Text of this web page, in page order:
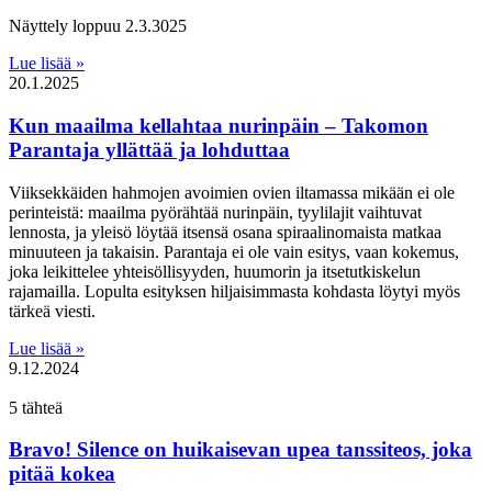
Näyttely loppuu 2.3.3025
Lue lisää »
20.1.2025
Kun maailma kellahtaa nurinpäin – Takomon
Parantaja yllättää ja lohduttaa
Viiksekkäiden hahmojen avoimien ovien iltamassa mikään ei ole
perinteistä: maailma pyörähtää nurinpäin, tyylilajit vaihtuvat
lennosta, ja yleisö löytää itsensä osana spiraalinomaista matkaa
minuuteen ja takaisin. Parantaja ei ole vain esitys, vaan kokemus,
joka leikittelee yhteisöllisyyden, huumorin ja itsetutkiskelun
rajamailla. Lopulta esityksen hiljaisimmasta kohdasta löytyi myös
tärkeä viesti.
Lue lisää »
9.12.2024
5 tähteä
Bravo! Silence on huikaisevan upea tanssiteos, joka
pitää kokea